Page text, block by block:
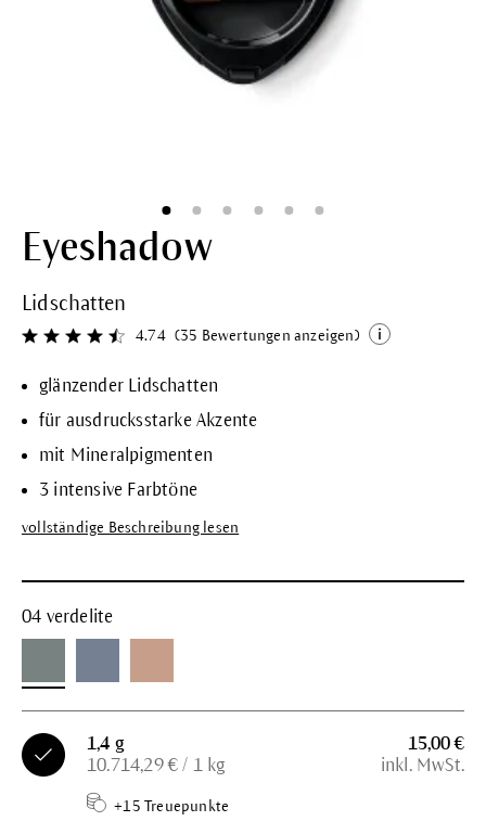
Eyeshadow
Lidschatten
Durchschnittliche Bewertung von 4.7 von 5 Sternen
4.74 (35 Bewertungen anzeigen)
glänzender Lidschatten
für ausdrucksstarke Akzente
mit Mineralpigmenten
3 intensive Farbtöne
vollständige Beschreibung lesen
04 verdelite
1,4 g
10.714,29 € / 1 kg
+15 Treuepunkte
15,00 €
inkl. MwSt.